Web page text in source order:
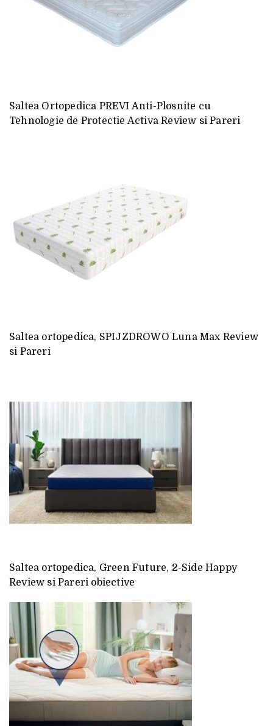
Saltea Ortopedica PREVI Anti-Plosnite cu
Tehnologie de Protectie Activa Review si Pareri
Saltea ortopedica, SPIJZDROWO Luna Max Review
si Pareri
Saltea ortopedica, Green Future, 2-Side Happy
Review si Pareri obiective